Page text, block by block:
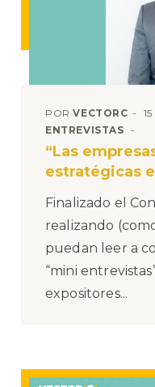
PORVECTORC
ENTREVISTAS
“Las
estratégicas
Finalizado el
realizando
puedan leer a
“mini
expositores...